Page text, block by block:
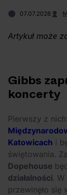
prawdziwym
Chivasa?
Festiwal OFF Festival
OFF
nocne
warte
07.07.2026
Artykuł może
Gibbs
koncerty
Pierwszy z
Katowicach i
świętowania.
Dopehouse
działalności.
przewinęło się